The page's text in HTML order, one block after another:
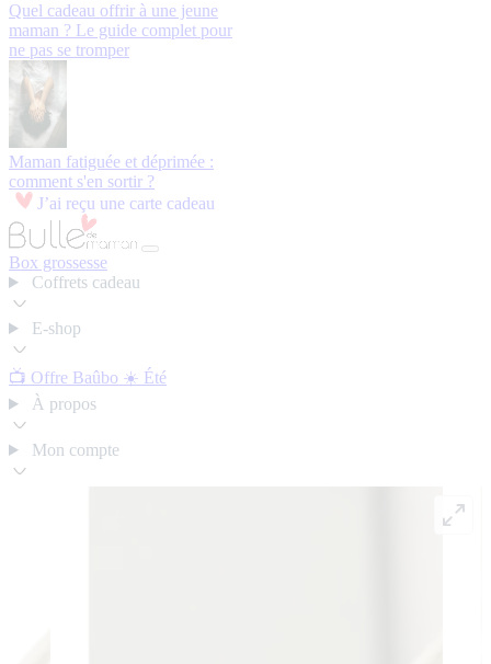
Quel cadeau offrir à une jeune
maman ? Le guide complet pour
ne pas se tromper
Maman fatiguée et déprimée :
comment s'en sortir ?
J’ai reçu une carte cadeau
Box grossesse
Coffrets cadeau
E-shop
📺 Offre Baûbo ☀️ Été
À propos
Mon compte